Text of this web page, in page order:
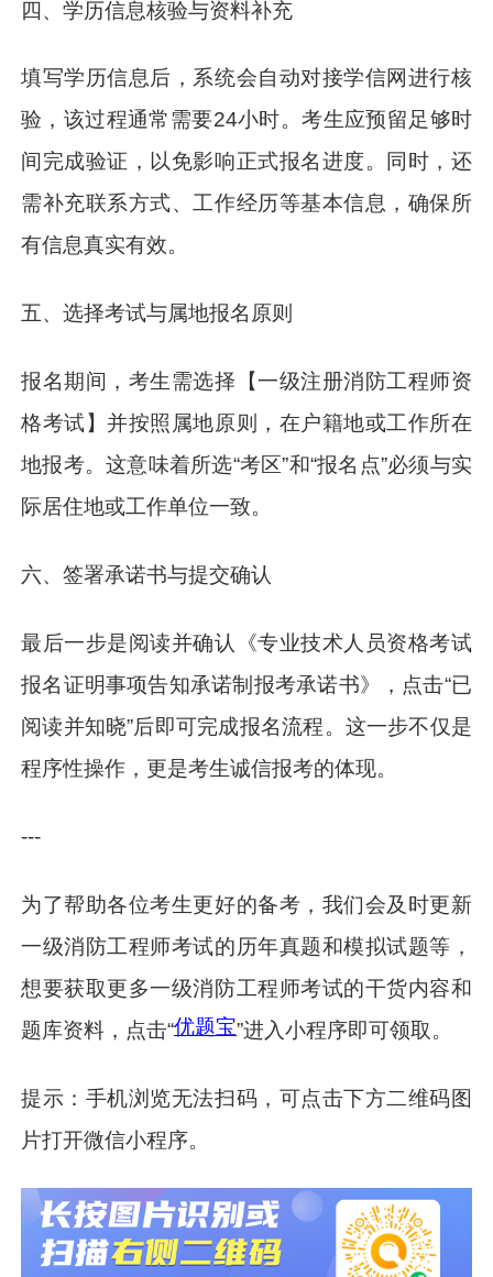
四、学历信息核验与资料补充
填写学历信息后，系统会自动对接学信网进行核
验，该过程通常需要24小时。考生应预留足够时
间完成验证，以免影响正式报名进度。同时，还
需补充联系方式、工作经历等基本信息，确保所
有信息真实有效。
五、选择考试与属地报名原则
报名期间，考生需选择【一级注册消防工程师资
格考试】并按照属地原则，在户籍地或工作所在
地报考。这意味着所选“考区”和“报名点”必须与实
际居住地或工作单位一致。
六、签署承诺书与提交确认
最后一步是阅读并确认《专业技术人员资格考试
报名证明事项告知承诺制报考承诺书》，点击“已
阅读并知晓”后即可完成报名流程。这一步不仅是
程序性操作，更是考生诚信报考的体现。
---
为了帮助各位考生更好的备考，我们会及时更新
一级消防工程师考试的历年真题和模拟试题等，
想要获取更多一级消防工程师考试的干货内容和
题库资料，点击“优题宝”进入小程序即可领取。
提示：手机浏览无法扫码，可点击下方二维码图
片打开微信小程序。